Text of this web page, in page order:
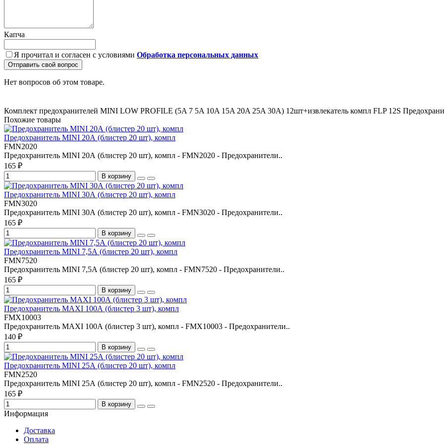
Капча
Я прочитал и согласен с условиями Обработка персональных данных
Отправить свой вопрос
Нет вопросов об этом товаре.
Комплект предохранителей MINI LOW PROFILE (5A 7 5A 10A 15A 20A 25A 30A) 12шт+извлекатель компл FLP 12S
Похожие товары
Предохранитель MINI 20А (блистер 20 шт), компл
FMN2020
Предохранитель MINI 20А (блистер 20 шт), компл - FMN2020 - Предохранители..
165 ₽
В корзину
Предохранитель MINI 30А (блистер 20 шт), компл
FMN3020
Предохранитель MINI 30А (блистер 20 шт), компл - FMN3020 - Предохранители..
165 ₽
В корзину
Предохранитель MINI 7,5А (блистер 20 шт), компл
FMN7520
Предохранитель MINI 7,5А (блистер 20 шт), компл - FMN7520 - Предохранители..
165 ₽
В корзину
Предохранитель MAXI 100А (блистер 3 шт), компл
FMX10003
Предохранитель MAXI 100А (блистер 3 шт), компл - FMX10003 - Предохранители..
140 ₽
В корзину
Предохранитель MINI 25А (блистер 20 шт), компл
FMN2520
Предохранитель MINI 25А (блистер 20 шт), компл - FMN2520 - Предохранители..
165 ₽
В корзину
Информация
Доставка
Оплата